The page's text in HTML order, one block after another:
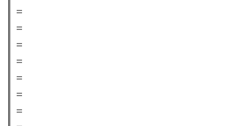
=
=
=
=
=
=
=